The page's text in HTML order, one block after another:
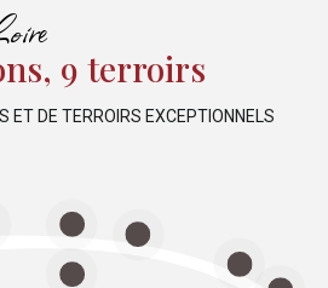
9 terroirs
ET DE TERROIRS EXCEPTIONNELS
SAUVIGNON